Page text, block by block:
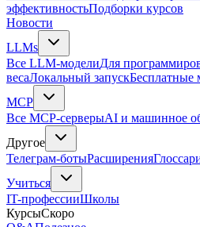
эффективностьПодборки курсов
Новости
LLMs
Все LLM-моделиДля
весаЛокальный запускБесплатные
MCP
Все MCP-серверыAI и машинное
Другое
Телеграм-ботыРасширения
Учиться
IT-профессииШколы
КурсыСкоро